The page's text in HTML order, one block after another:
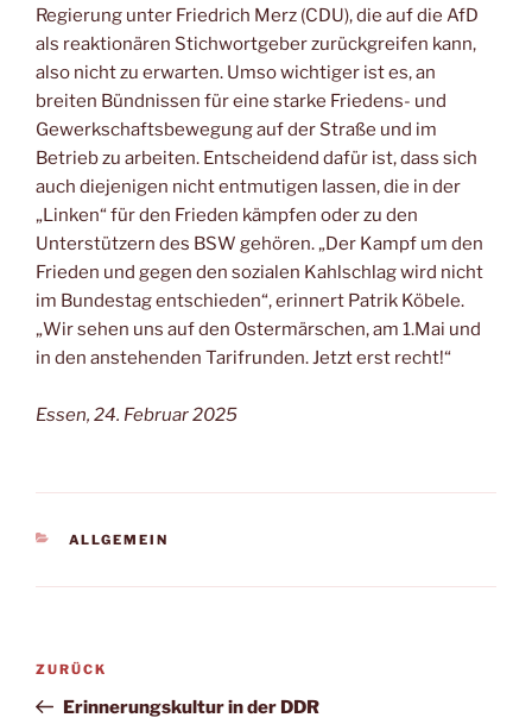
Regierung unter Friedrich Merz (CDU), die auf die AfD
als reaktionären Stichwortgeber zurückgreifen kann,
also nicht zu erwarten. Umso wichtiger ist es, an
breiten Bündnissen für eine starke Friedens- und
Gewerkschaftsbewegung auf der Straße und im
Betrieb zu arbeiten. Entscheidend dafür ist, dass sich
auch diejenigen nicht entmutigen lassen, die in der
„Linken“ für den Frieden kämpfen oder zu den
Unterstützern des BSW gehören. „Der Kampf um den
Frieden und gegen den sozialen Kahlschlag wird nicht
im Bundestag entschieden“, erinnert Patrik Köbele.
„Wir sehen uns auf den Ostermärschen, am 1.Mai und
in den anstehenden Tarifrunden. Jetzt erst recht!“
Essen, 24. Februar 2025
ALLGEMEIN
ZURÜCK
Erinnerungskultur in der DDR